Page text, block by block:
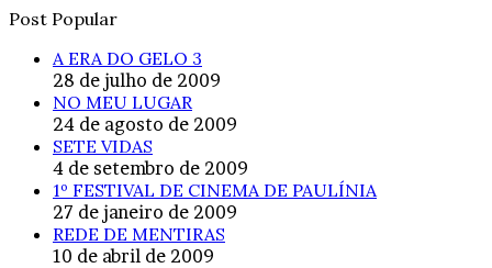
Post Popular
A ERA DO GELO 3
28 de julho de 2009
NO MEU LUGAR
24 de agosto de 2009
SETE VIDAS
4 de setembro de 2009
1º FESTIVAL DE CINEMA DE PAULÍNIA
27 de janeiro de 2009
REDE DE MENTIRAS
10 de abril de 2009